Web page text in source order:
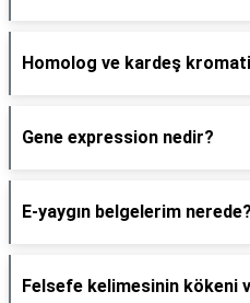
Homolog ve kardeş
Gene expression nedir?
E-yaygın belgelerim nerede?
Felsefe kelimesinin kökeni